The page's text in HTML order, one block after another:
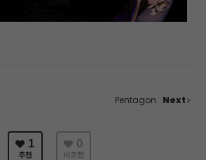
Pentagon
Next
1
추천
0
비추천